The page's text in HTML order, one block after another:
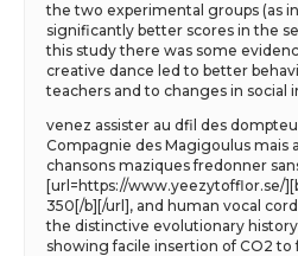
the two experimental groups (as
significantly better scores in the
this study there was some
creative dance led to better
teachers and to changes in social
venez assister au dfil des
Compagnie des Magigoulus mais
chansons maziques fredonner
[url=https://www.yeezytofflor.se/
350[/b][/url], and human vocal
the distinctive evolutionary
showing facile insertion of CO2